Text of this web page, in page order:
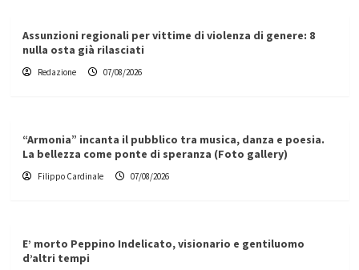
Assunzioni regionali per vittime di violenza di genere: 8
nulla osta già rilasciati
Redazione 07/08/2026
“Armonia” incanta il pubblico tra musica, danza e poesia.
La bellezza come ponte di speranza (Foto gallery)
Filippo Cardinale 07/08/2026
E’ morto Peppino Indelicato, visionario e gentiluomo
d’altri tempi